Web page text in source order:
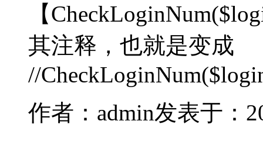
【
其注释，也就是变成
//
作者：admin发表于：